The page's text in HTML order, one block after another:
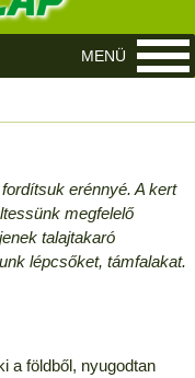
erénnyé. A kert
megfelelő
talajtakaró
lépcsőket, támfalakat.
a földből, nyugodtan